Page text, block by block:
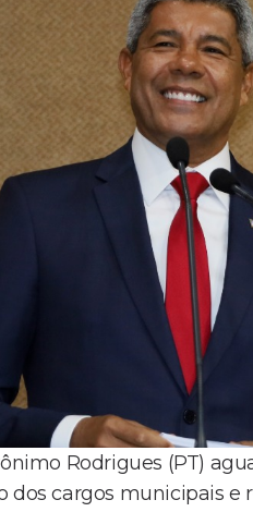
Rodrigues (PT)
dos cargos municipais